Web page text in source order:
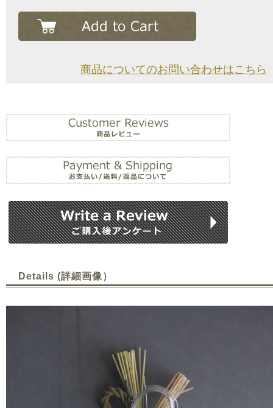
商品についてのお問い合わせはこちら
Details (詳細画像）